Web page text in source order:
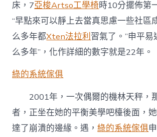
床，7亞梭Artso工學椅時10分擺佈第
“早點來可以靜上去當真思慮一些社區
么多年都Xten法拉利習氣了。”申平易
么多年”，化作詳細的數字就是22年。
綠的系統傢俱
2001年，一次偶爾的機林天秤，
者，正坐在她的平衡美學吧檯後面，
達了崩潰的邊緣。遇，綠的系統傢俱